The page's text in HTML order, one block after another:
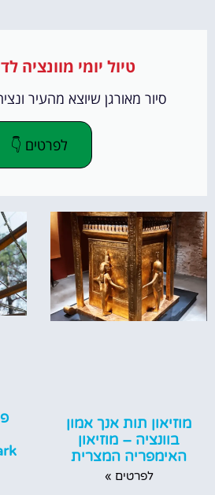
טיול יומי מוונציה
סיור מאורגן שיוצא מהעיר
לפרטים 👇
מוזיאון תות אנך אמון
בוונציה – מוזיאון
האימפריה המצרית
לפרטים »